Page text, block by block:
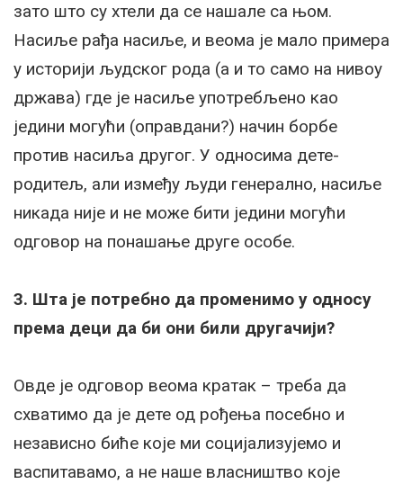
зато што су хтели да се нашале са њом.
Насиље рађа насиље, и веома је мало примера
у историји људског рода (а и то само на нивоу
држава) где је насиље употребљено као
једини могући (оправдани?) начин борбе
против насиља другог. У односима дете-
родитељ, али између људи генерално, насиље
никада није и не може бити једини могући
одговор на понашање друге особе.
3. Шта је потребно да променимо у односу
према деци да би они били другачији?
Овде је одговор веома кратак – треба да
схватимо да је дете од рођења посебно и
независно биће које ми социјализујемо и
васпитавамо, а не наше власништво које